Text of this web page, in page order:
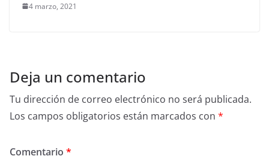
4 marzo, 2021
Deja un comentario
Tu dirección de correo electrónico no será publicada.
Los campos obligatorios están marcados con *
Comentario *